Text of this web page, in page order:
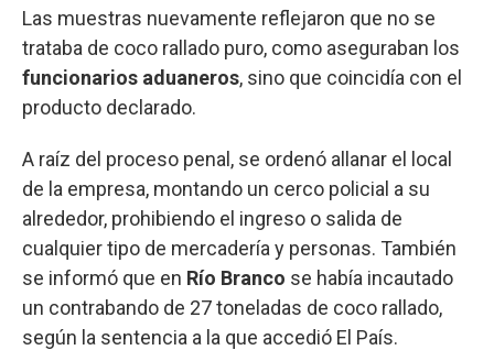
Las muestras nuevamente reflejaron que no se
trataba de coco rallado puro, como aseguraban los
funcionarios aduaneros, sino que coincidía con el
producto declarado.
A raíz del proceso penal, se ordenó allanar el local
de la empresa, montando un cerco policial a su
alrededor, prohibiendo el ingreso o salida de
cualquier tipo de mercadería y personas. También
se informó que en Río Branco se había incautado
un contrabando de 27 toneladas de coco rallado,
según la sentencia a la que accedió El País.